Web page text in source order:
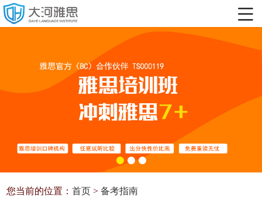
您当前的位置：首页 >备考指南